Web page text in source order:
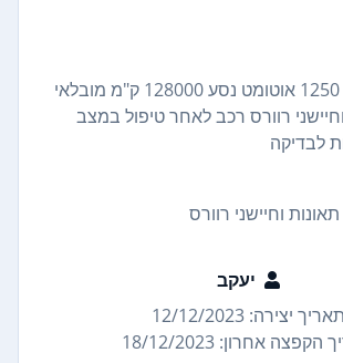
קיה פיקנטו מנוע 1250 אוטומט נסע 128000 ק"מ מובלאי
רוורס רכב לאחר טיפול במצב
לבדיקה
וחיישני רוורס
יעקב
תאריך יצירה: 12/12/2023
אחרון: 18/12/2023